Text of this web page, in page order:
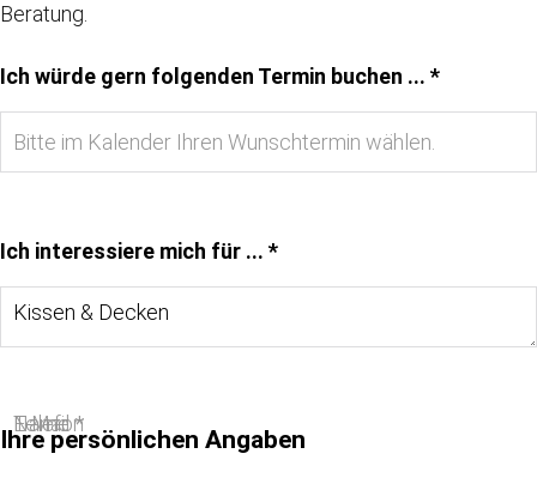
Beratung.
Ich würde gern folgenden Termin buchen ... *
Ich interessiere mich für ... *
Ihre persönlichen Angaben
Name *
E-Mail *
Telefon